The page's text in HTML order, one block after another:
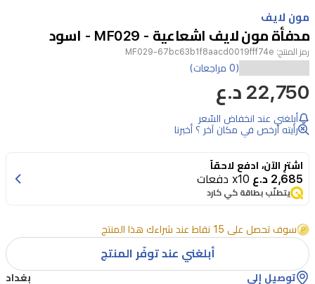
1
1
مون لايف
مدفأة مون لايف اشعاعية - MF029 - اسود
رمز المنتج: MF029-67bc63b1f8aacd0019fff74e
(0 مراجعات)
22,750 د.ع
أبلغني عند انخفاض السّعر
رأيته أرخص في مكان آخر ؟ أخبرنا
اشترِ الآن، ادفع لاحقاً
2,685 د.ع x10 دفعات
يتطلّب بطاقة كي كارد
سوف تحصل على 15 نقاط عند شراءك هذا المنتج
أبلغني عند توفّر المنتج
توصيل إلى بغداد